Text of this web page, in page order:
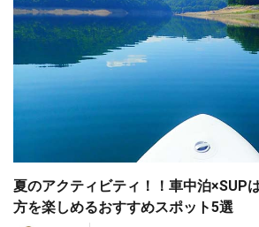
夏のアクティビティ！！車中泊×SUP
方を楽しめるおすすめスポット5選